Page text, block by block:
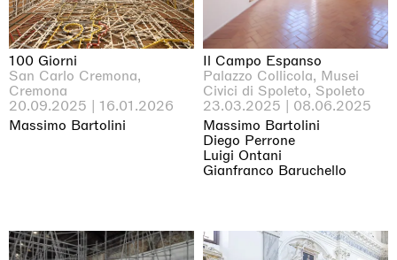
100 Giorni
San Carlo Cremona,
Cremona
20.09.2025 | 16.01.2026
Massimo Bartolini
Il Campo Espanso
Palazzo Collicola, Musei
Civici di Spoleto, Spoleto
23.03.2025 | 08.06.2025
Massimo Bartolini
Diego Perrone
Luigi Ontani
Gianfranco Baruchello